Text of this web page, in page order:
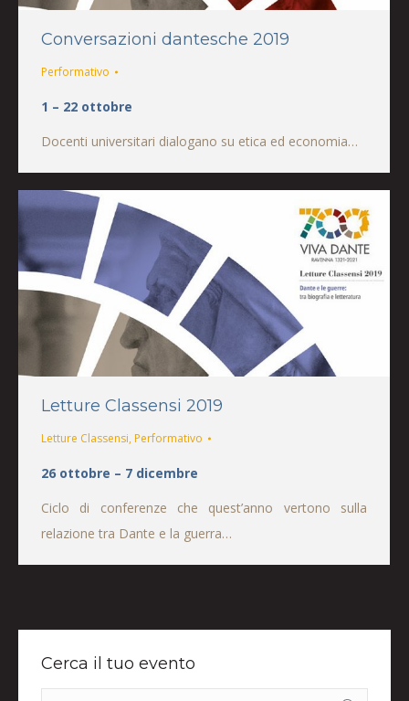
Conversazioni dantesche 2019
Performativo
1 – 22 ottobre
Docenti universitari dialogano su etica ed economia…
Letture Classensi 2019
Letture Classensi, Performativo
26 ottobre – 7 dicembre
Ciclo di conferenze che quest’anno vertono sulla
relazione tra Dante e la guerra…
Cerca il tuo evento